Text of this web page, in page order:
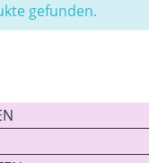
gefunden.